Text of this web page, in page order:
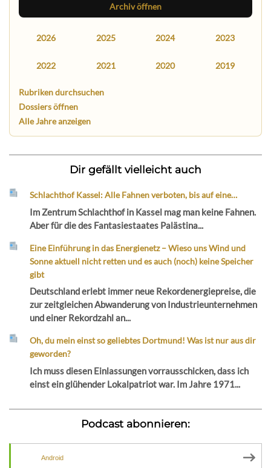
Archiv öffnen
2026 2025 2024 2023
2022 2021 2020 2019
Rubriken durchsuchen
Dossiers öffnen
Alle Jahre anzeigen
Dir gefällt vielleicht auch
Schlachthof Kassel: Alle Fahnen verboten, bis auf eine…
Im Zentrum Schlachthof in Kassel mag man keine Fahnen.
Aber für die des Fantasiestaates Palästina...
Eine Einführung in das Energienetz – Wieso uns Wind und
Sonne aktuell nicht retten und es auch (noch) keine Speicher
gibt
Deutschland erlebt immer neue Rekordenergiepreise, die
zur zeitgleichen Abwanderung von Industrieunternehmen
und einer Rekordzahl an...
Oh, du mein einst so geliebtes Dortmund! Was ist nur aus dir
geworden?
Ich muss diesen Einlassungen vorrausschicken, dass ich
einst ein glühender Lokalpatriot war. Im Jahre 1971...
Podcast abonnieren:
Android